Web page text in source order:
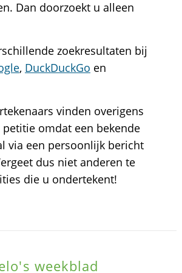
Dan doorzoekt u alleen
zoekresultaten bij
, DuckDuckGo en
vinden overigens
petitie omdat een bekende
via een persoonlijk bericht
dus niet anderen te
die u ondertekent!
weekblad